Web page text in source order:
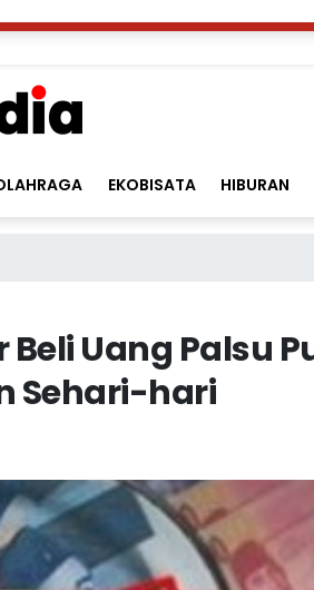
EKOBISATA HIBURAN
Beli Uang Palsu
Sehari-hari